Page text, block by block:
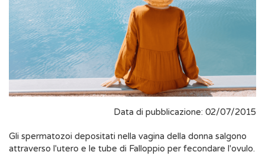
Data di pubblicazione: 02/07/2015
Gli spermatozoi depositati nella vagina della donna salgono
attraverso l'utero e le tube di Falloppio per fecondare l'ovulo.